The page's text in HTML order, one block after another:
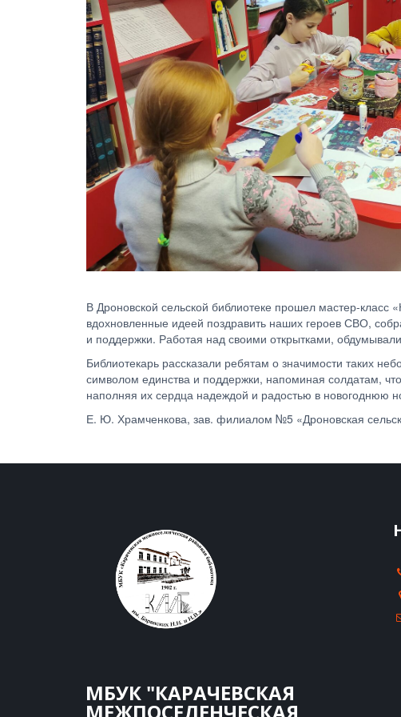
В Дроновской сельской библиотеке прошел мастер-класс
вдохновленные идеей поздравить наших героев СВО,
и поддержки. Работая над своими открытками,
Библиотекарь рассказали ребятам о значимости таких
символом единства и поддержки, напоминая солдатам,
наполняя их сердца надеждой и радостью в новогоднюю
Е. Ю. Храмченкова, зав. филиалом №5 «Дроновская
МБУК "КАРАЧЕВСКАЯ